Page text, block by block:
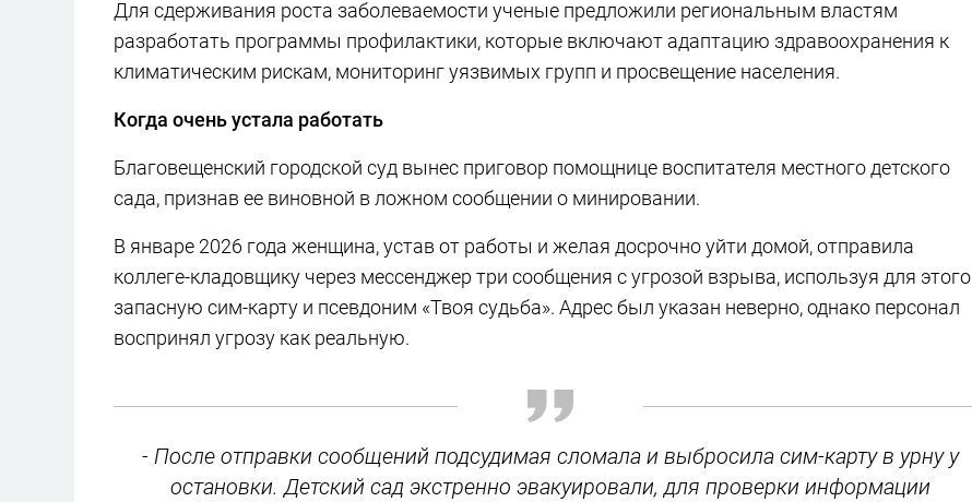
Для сдерживания роста заболеваемости ученые предложили региональным властям
разработать программы профилактики, которые включают адаптацию здравоохранения к
климатическим рискам, мониторинг уязвимых групп и просвещение населения.
Когда очень устала работать
Благовещенский городской суд вынес приговор помощнице воспитателя местного детского
сада, признав ее виновной в ложном сообщении о минировании.
В январе 2026 года женщина, устав от работы и желая досрочно уйти домой, отправила
коллеге-кладовщику через мессенджер три сообщения с угрозой взрыва, используя для этого
запасную сим-карту и псевдоним «Твоя судьба». Адрес был указан неверно, однако персонал
воспринял угрозу как реальную.
- После отправки сообщений подсудимая сломала и выбросила сим-карту в урну у
остановки. Детский сад экстренно эвакуировали, для проверки информации